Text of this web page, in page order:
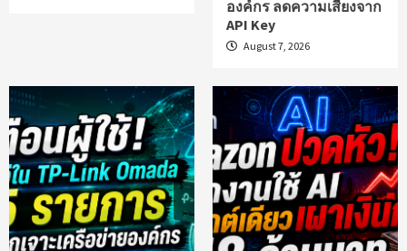
องค์กร ลดความเสี่ยงจาก
API Key
August 7, 2026